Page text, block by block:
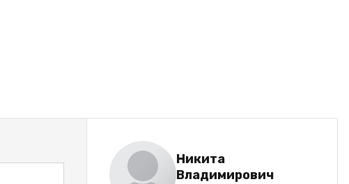
Никита
Владимирович